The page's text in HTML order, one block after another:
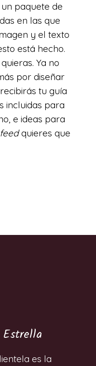
un paquete de
en las que
y el texto
está hecho.
Ya no
por diseñar
tu guía
incluidas para
e ideas para
feedquieres que
es la